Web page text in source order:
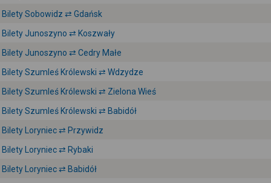
Bilety Sobowidz ⇄ Gdańsk
Bilety Junoszyno ⇄ Koszwały
Bilety Junoszyno ⇄ Cedry Małe
Bilety Szumleś Królewski ⇄ Wdzydze
Bilety Szumleś Królewski ⇄ Zielona Wieś
Bilety Szumleś Królewski ⇄ Babidół
Bilety Loryniec ⇄ Przywidz
Bilety Loryniec ⇄ Rybaki
Bilety Loryniec ⇄ Babidół